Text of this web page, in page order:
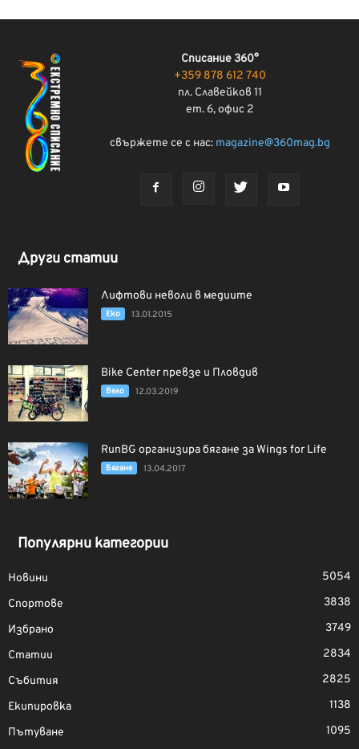
Списание 360°
+359 878 612 740
пл. Славейков 11
ет. 6, офис 2
свържете се с нас: magazine@360mag.bg
Други статии
Лифтови неволи в медиите
Еко 13.01.2015
Bike Center превзе и Пловдив
Вело 12.03.2019
RunBG организира бягане за Wings for Life
Бягане 13.04.2017
Популярни категории
Новини
5054
Спортове
3838
Избрано
3749
Статии
2834
Събития
2825
Екипировка
1138
Пътуване
1095